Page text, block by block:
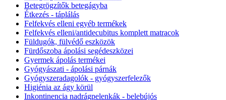
Betegrögzítők betegágyba
Étkezés - táplálás
Felfekvés elleni egyéb termékek
Felfekvés elleni/antidecubitus komplett matracok
Füldugók, fülvédő eszközök
Fürdőszoba ápolási segédeszközei
Gyermek ápolás termékei
Gyógyászati - ápolási párnák
Gyógyszeradagolók - gyógyszerfelezők
Higiénia az ágy körül
Inkontinencia nadrágpelenkák - belebújós